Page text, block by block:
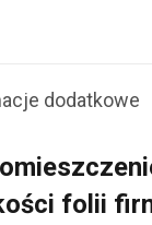
dodatkowe
folii